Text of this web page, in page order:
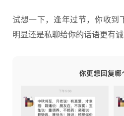
试想一下，逢年过节，你收到
明显还是私聊给你的话语更有诚